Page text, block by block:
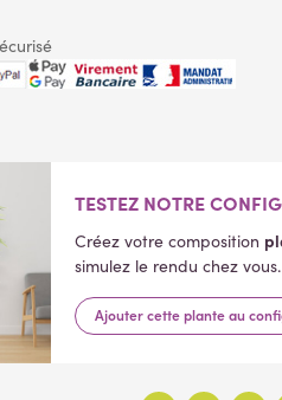
TESTEZ NOTRE
Créez votre composition
simulez le rendu chez vous.